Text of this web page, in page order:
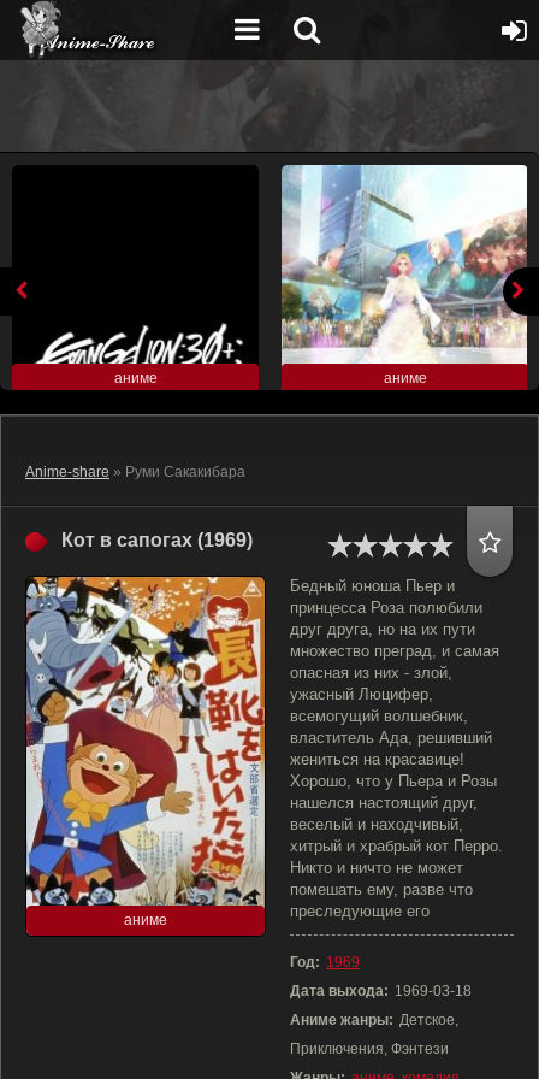
аниме аниме
Anime-share » Руми Сакакибара
Кот в сапогах (1969)
аниме
Бедный юноша Пьер и
принцесса Роза полюбили
друг друга, но на их пути
множество преград, и самая
опасная из них - злой,
ужасный Люцифер,
всемогущий волшебник,
властитель Ада, решивший
жениться на красавице!
Хорошо, что у Пьера и Розы
нашелся настоящий друг,
веселый и находчивый,
хитрый и храбрый кот Перро.
Никто и ничто не может
помешать ему, разве что
преследующие его
Год: 1969
Дата выхода: 1969-03-18
Аниме жанры: Детское,
Приключения, Фэнтези